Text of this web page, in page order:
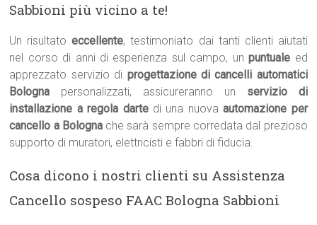
Sabbioni più vicino a te!
Un risultatoeccellente, testimoniato dai tanti clienti aiutati
nel corso di anni di esperienza sul campo, unpuntuale ed
apprezzato servizio di progettazione di cancelli automatici
Bologna personalizzati, assicureranno un servizio di
installazione a regola dartedi una nuovaautomazione per
cancello a Bologna che sarà sempre corredata dal prezioso
supporto di muratori, elettricisti e fabbri di fiducia.
Cosa dicono i nostri clienti su Assistenza
Cancello sospeso FAAC Bologna Sabbioni